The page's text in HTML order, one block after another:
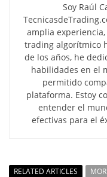
Soy Raúl
amplia
trading algorítmico
de los años, he
habilidades en el
permitido
plataforma. Estoy
entender el
efectivas para el
RELATED ARTICLES